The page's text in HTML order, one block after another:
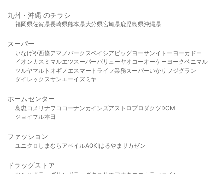
九州・沖縄 のチラシ
福岡県佐賀県長崎県熊本県大分県宮崎県鹿児島県沖縄県
スーパー
いなげや西條アマノパークスベイシア ビッグヨーサンイトーヨーカドー
イオンカスミ マルエツスーパーバリューヤオコーオーケー ヨークベニマル
ツルヤマルト オギノ エスマート ライフ業務スーパーいかり フジグラン
ダイレックスサンエーイズミヤ
ホームセンター
島忠 コメリ ナフコ コーナンカインズアストロプロダクツDCM
ジョイフル本田
ファッション
ユニクロ しまむら アベイルAOKIはるやま サカゼン
ドラッグストア